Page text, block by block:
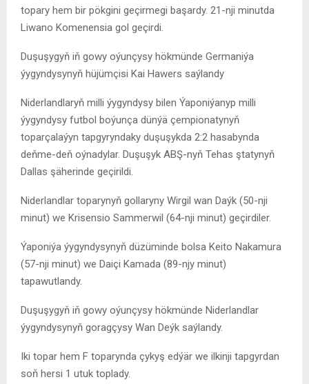
topary hem bir pökgini geçirmegi başardy. 21-nji minutda
Liwano Komenensia gol geçirdi.
Duşuşygyň iň gowy oýunçysy hökmünde Germaniýa
ýygyndysynyň hüjümçisi Kai Hawers saýlandy
Niderlandlaryň milli ýygyndysy bilen Ýaponiýanyp milli
ýygyndysy futbol boýunça dünýä çempionatynyň
toparçalaýyn tapgyryndaky duşuşykda 2:2 hasabynda
deňme-deň oýnadylar. Duşuşyk ABŞ-nyň Tehas ştatynyň
Dallas şäherinde geçirildi.
Niderlandlar toparynyň gollaryny Wirgil wan Daýk (50-nji
minut) we Krisensio Sammerwil (64-nji minut) geçirdiler.
Ýaponiýa ýygyndysynyň düzüminde bolsa Keito Nakamura
(57-nji minut) we Daiçi Kamada (89-njy minut)
tapawutlandy.
Duşuşygyň iň gowy oýunçysy hökmünde Niderlandlar
ýygyndysynyň goragçysy Wan Deýk saýlandy.
Iki topar hem F toparynda çykyş edýär we ilkinji tapgyrdan
soň hersi 1 utuk toplady.